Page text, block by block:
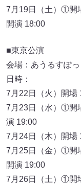
7月19日（土）①開
開演 18:00
■東京公演
会場：あうるすぽっ
日時：
7月22日（火）開場
7月23日（水）①開
演 19:00
7月24日（木）開場
7月25日（金）①開
開演 19:00
7月26日（土）①開